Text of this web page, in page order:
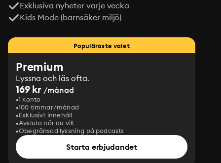
Exklusiva nyheter varje vecka
Kids Mode (barnsäker miljö)
Populäraste valet
Premium
Lyssna och läs ofta.
169 kr /månad
1 konto
100 timmar/månad
Exklusivt innehåll
Avsluta när du vill
Obegränsad lyssning på podcasts
Starta erbjudandet